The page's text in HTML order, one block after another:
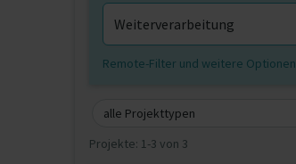
Remote-Filter und weitere Optionen
alle Projekttypen
Projekte: 1-3 von 3